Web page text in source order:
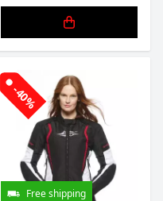
-40%
Free shipping